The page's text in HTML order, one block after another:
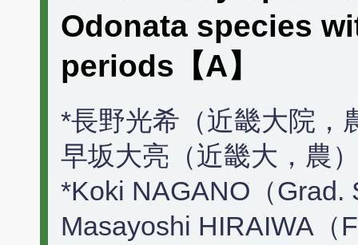
Odonata species
periods【A】
*長野光希（近畿大院，
早坂大亮（近畿大，農
*Koki NAGANO（Grad.
Masayoshi HIRAIWA（